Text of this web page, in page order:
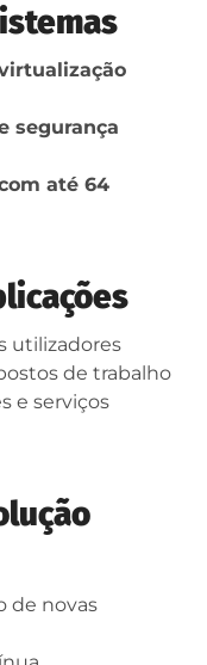
segurança
até 64
utilizadores
de trabalho
e serviços
de novas